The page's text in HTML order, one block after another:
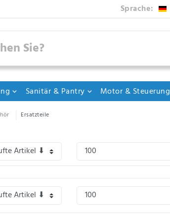
Sprache:
Sanitär & Pantry Motor & Steuerung
Ersatzteile